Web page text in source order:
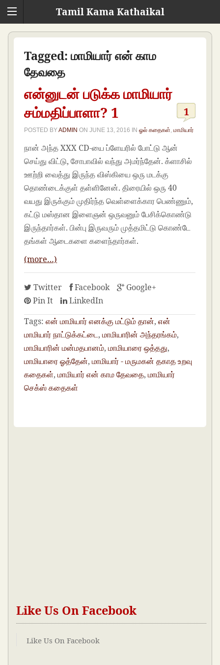
Tamil Kama Kathaikal
Tagged: மாமியார் என் காம
தேவதை
என்னுடன் படுக்க மாமியார்
சம்மதிப்பாளா? 1
1
POSTED BYADMIN ONJUNE 13, 2016 INஓல் கதைகள் ,மாமியார்
நான் அந்த XXX CD-யை ப்ளேயரில் போட்டு ஆன்
செய்து விட்டு, சோபாவில் வந்து அமர்ந்தேன். க்ளாசில்
ஊற்றி வைத்து இருந்த விஸ்கியை ஒரு மடக்கு
தொண்டைக்குள் தள்ளினேன். திரையில் ஒரு 40
வயது இருக்கும் முதிர்ந்த வெள்ளைக்கார பெண்ணும்,
கட்டு மஸ்தான இளைஞன் ஒருவனும் பேசிக்கொண்டு
இருந்தார்கள். பின்பு இருவரும் முத்தமிட்டு கொண்டே
தங்கள் ஆடைகளை களைந்தார்கள்.
(more…)
Twitter Facebook
Google+
Pin It
LinkedIn
Tags: என் மாமியார் எனக்கு மட்டும் தான்,என்
மாமியார் நாட்டுக்கட்டை,மாமியாரின் அந்தரங்கம்,
மாமியாரின் மன்மதபானம்,மாமியாரை ஒத்தது,
மாமியாரை ஓத்தேன்,மாமியார் - மருமகன் தகாத உறவு
கதைகள்,மாமியார் என் காம தேவதை,மாமியார்
செக்ஸ் கதைகள்
Like Us On Facebook
Like Us On Facebook